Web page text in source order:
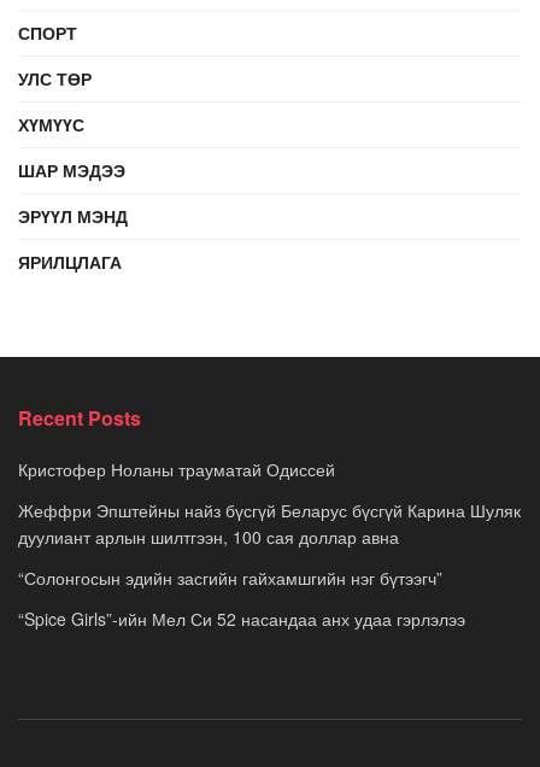
СПОРТ
УЛС ТӨР
ХҮМҮҮС
ШАР МЭДЭЭ
ЭРҮҮЛ МЭНД
ЯРИЛЦЛАГА
Recent Posts
Кристофер Ноланы трауматай Одиссей
Жеффри Эпштейны найз бүсгүй Беларус бүсгүй Карина Шуляк
дуулиант арлын шилтгээн, 100 сая доллар авна
“Солонгосын эдийн засгийн гайхамшгийн нэг бүтээгч”
“Spice Girls”-ийн Мел Си 52 насандаа анх удаа гэрлэлээ